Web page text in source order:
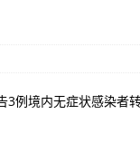
例境内无症状感染者转